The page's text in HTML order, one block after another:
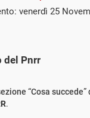
venerdì 25
del Pnrr
“Cosa succede”
.